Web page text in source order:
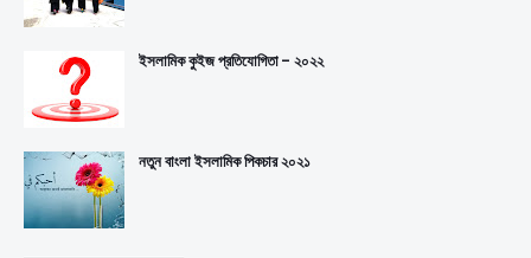
ইসলামিক কুইজ প্রতিযোগিতা - ২০২২
নতুন বাংলা ইসলামিক পিকচার ২০২১